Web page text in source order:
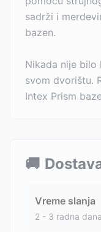
sadrži i
bazen.
Nikada nije bilo
svom dvorištu.
Intex Prism
🚚
Vreme slanja
2 - 3 radna dana